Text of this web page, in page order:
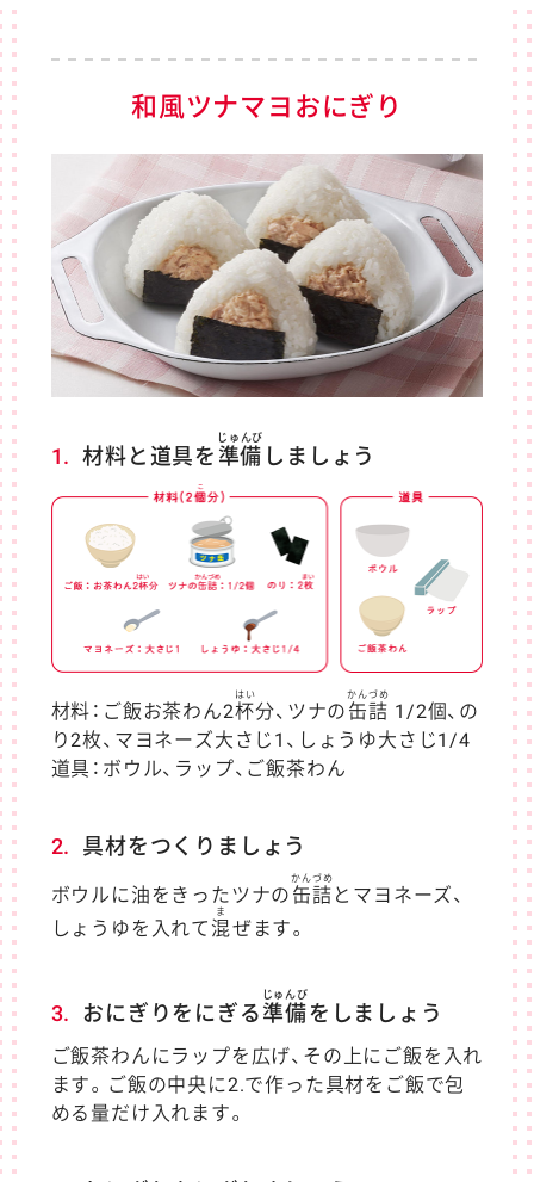
和風ツナマヨおにぎり
1. 材料と道具を 準備
じゅんび
しましょう
材料：ご飯お茶わん2杯
はい
分、ツナの 缶詰
かんづめ
1/2個、の
り2枚、マヨネーズ大さじ1、しょうゆ大さじ1/4
道具：ボウル、ラップ、ご飯茶わん
2. 具材をつくりましょう
ボウルに油をきったツナの 缶詰
かんづめ
とマヨネーズ、
しょうゆを入れて 混
ま
ぜます。
3. おにぎりをにぎる準備
じゅんび
をしましょう
ご飯茶わんにラップを広げ、その上にご飯を入れ
ます。ご飯の中央に2.で作った具材をご飯で包
める量だけ入れます。